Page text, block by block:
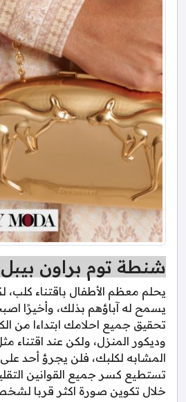
شنطة توم براون بيبل
يحلم معظم الأطفال باقتناء كلب،
يسمح له آباؤهم بذلك، وأخيرًا
تحقيق جميع احلامك ابتداءا من
وديكور المنزل، ولكن عند اقتناء
المشابه لكلبك، فلن يجرؤ أحد
تستطيع كسر جميع القوانين
خلال تكوين صورة اكثر قربا